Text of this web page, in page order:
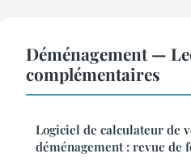
Déménagement —
complémentaires
Logiciel de calculateur de
déménagement : revue de